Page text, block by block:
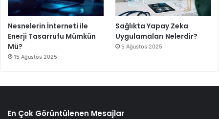
Nesnelerin İnterneti ile
Enerji Tasarrufu Mümkün
Mü?
15 Ağustos 2025
Sağlıkta Yapay Zeka
Uygulamaları Nelerdir?
5 Ağustos 2025
En Çok Görüntülenen Mesajlar